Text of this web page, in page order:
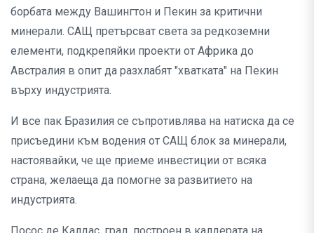
борбата между Вашингтон и Пекин за критични
минерали. САЩ претърсват света за редкоземни
елементи, подкрепяйки проекти от Африка до
Австралия в опит да разхлабят "хватката" на Пекин
върху индустрията.
И все пак Бразилия се съпротивлява на натиска да се
присъедини към водения от САЩ блок за минерали,
настоявайки, че ще приеме инвестиции от всяка
страна, желаеща да помогне за развитието на
индустрията.